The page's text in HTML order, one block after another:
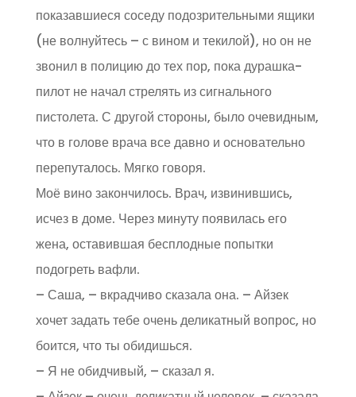
показавшиеся соседу подозрительными ящики
(не волнуйтесь – с вином и текилой), но он не
звонил в полицию до тех пор, пока дурашка-
пилот не начал стрелять из сигнального
пистолета. С другой стороны, было очевидным,
что в голове врача все давно и основательно
перепуталось. Мягко говоря.
Моё вино закончилось. Врач, извинившись,
исчез в доме. Через минуту появилась его
жена, оставившая бесплодные попытки
подогреть вафли.
– Саша, – вкрадчиво сказала она. – Айзек
хочет задать тебе очень деликатный вопрос, но
боится, что ты обидишься.
– Я не обидчивый, – сказал я.